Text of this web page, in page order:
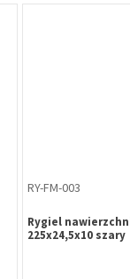
SZ-GA-008
Szyld okrągły
na klucz